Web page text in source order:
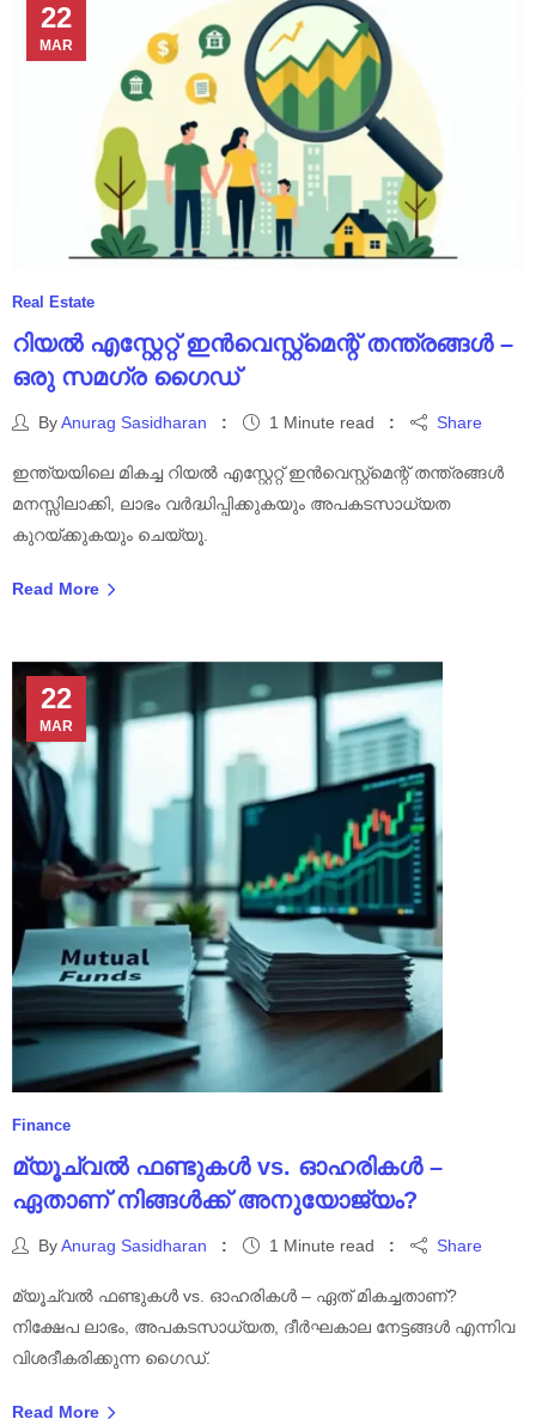
22
MAR
Real Estate
റിയൽ എസ്റ്റേറ്റ് ഇൻവെസ്റ്റ്മെന്റ് തന്ത്രങ്ങൾ –
ഒരു സമഗ്ര ഗൈഡ്
ByAnurag Sasidharan 1 Minute read Share
ഇന്ത്യയിലെ മികച്ച റിയൽ എസ്റ്റേറ്റ് ഇൻവെസ്റ്റ്മെന്റ് തന്ത്രങ്ങൾ
മനസ്സിലാക്കി, ലാഭം വർദ്ധിപ്പിക്കുകയും അപകടസാധ്യത
കുറയ്ക്കുകയും ചെയ്യൂ.
Read More
22
MAR
Finance
മ്യൂച്വൽ ഫണ്ടുകൾ vs. ഓഹരികൾ –
ഏതാണ് നിങ്ങൾക്ക് അനുയോജ്യം?
ByAnurag Sasidharan 1 Minute read Share
മ്യൂച്വൽ ഫണ്ടുകൾ vs. ഓഹരികൾ – ഏത് മികച്ചതാണ്?
നിക്ഷേപ ലാഭം, അപകടസാധ്യത, ദീർഘകാല നേട്ടങ്ങൾ എന്നിവ
വിശദീകരിക്കുന്ന ഗൈഡ്.
Read More